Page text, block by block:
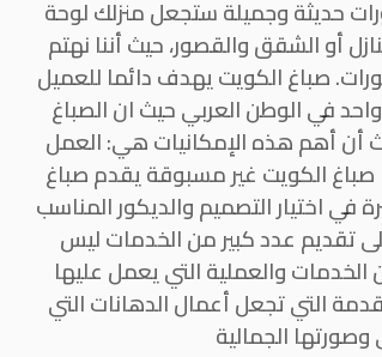
حديثة وجميلة ستجعل منزلك لوحة
أو الشقق والقصور، حيث أننا نهتم
صباغ الكويت يهدف دائما للعميل
في الوطن العربي حيث ان الصباغ
أن أهم هذه الإمكانيات هي: العمل
صباغ الكويت غير مسبوقة يقدم صباغ
في اختيار التصميم والديكور المناسب
تقديم عدد كبير من الخدمات ليس
والعملية التي يعمل عليها
التي تجعل أعمال الدهانات التي
الجمالية